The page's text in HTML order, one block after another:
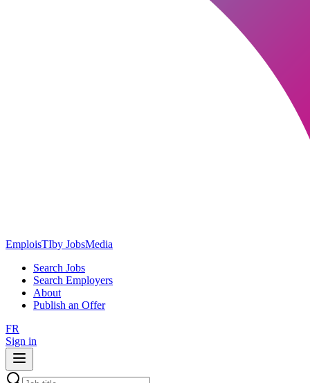
EmploisTIby JobsMedia
Search Jobs
Search Employers
About
Publish an Offer
FR
Sign in